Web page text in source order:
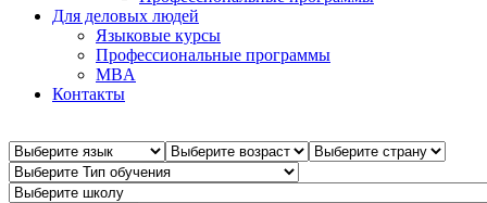
Для деловых людей
Языковые курсы
Профессиональные программы
MBA
Контакты